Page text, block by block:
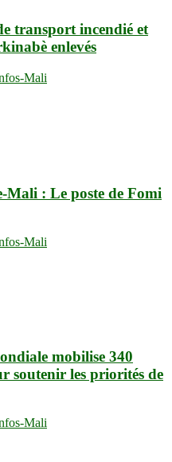
transport incendié et
enlevés
Mali
Mali : Le poste de Fomi
Mali
mobilise 340
soutenir les priorités de
Mali